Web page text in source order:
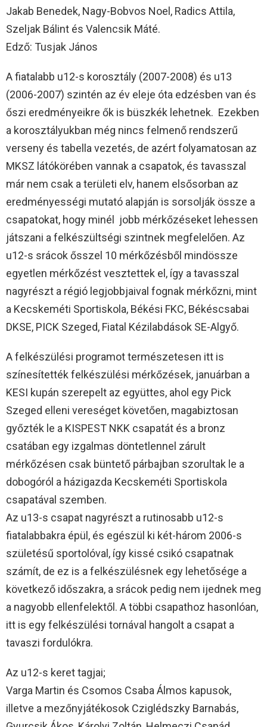
Jakab Benedek, Nagy-Bobvos Noel, Radics Attila,
Szeljak Bálint és Valencsik Máté.
Edző: Tusjak János
A fiatalabb u12-s korosztály (2007-2008) és u13
(2006-2007) szintén az év eleje óta edzésben van és
őszi eredményeikre ők is büszkék lehetnek. Ezekben
a korosztályukban még nincs felmenő rendszerű
verseny és tabella vezetés, de azért folyamatosan az
MKSZ látókörében vannak a csapatok, és tavasszal
már nem csak a területi elv, hanem elsősorban az
eredményességi mutató alapján is sorsolják össze a
csapatokat, hogy minél jobb mérkőzéseket lehessen
játszani a felkészültségi szintnek megfelelően. Az
u12-s srácok ősszel 10 mérkőzésből mindössze
egyetlen mérkőzést vesztettek el, így a tavasszal
nagyrészt a régió legjobbjaival fognak mérkőzni, mint
a Kecskeméti Sportiskola, Békési FKC, Békéscsabai
DKSE, PICK Szeged, Fiatal Kézilabdások SE-Algyő.
A felkészülési programot természetesen itt is
színesítették felkészülési mérkőzések, januárban a
KESI kupán szerepelt az együttes, ahol egy Pick
Szeged elleni vereséget követően, magabiztosan
győzték le a KISPEST NKK csapatát és a bronz
csatában egy izgalmas döntetlennel zárult
mérkőzésen csak büntető párbajban szorultak le a
dobogóról a házigazda Kecskeméti Sportiskola
csapatával szemben.
Az u13-s csapat nagyrészt a rutinosabb u12-s
fiatalabbakra épül, és egészül ki két-három 2006-s
születésű sportolóval, így kissé csikó csapatnak
számít, de ez is a felkészülésnek egy lehetősége a
következő időszakra, a srácok pedig nem ijednek meg
a nagyobb ellenfelektől. A többi csapathoz hasonlóan,
itt is egy felkészülési tornával hangolt a csapat a
tavaszi fordulókra.
Az u12-s keret tagjai;
Varga Martin és Csomos Csaba Álmos kapusok,
illetve a mezőnyjátékosok Cziglédszky Barnabás,